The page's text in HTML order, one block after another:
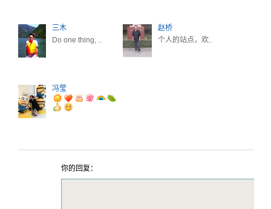
三木
Do one thing, ..
赵桥
个人的站点，欢..
冯莹
你的回复：